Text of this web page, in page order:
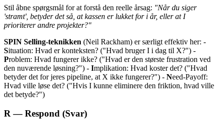
Stil åbne spørgsmål for at forstå den reelle årsag: "Når du siger
'stramt', betyder det så, at kassen er lukket for i år, eller at I
prioriterer andre projekter?"
SPIN Selling-teknikken (Neil Rackham) er særligt effektiv her: -
Situation: Hvad er konteksten? ("Hvad bruger I i dag til X?") -
Problem: Hvad fungerer ikke? ("Hvad er den største frustration ved
den nuværende løsning?") - Implikation: Hvad koster det? ("Hvad
betyder det for jeres pipeline, at X ikke fungerer?") - Need-Payoff:
Hvad ville løse det? ("Hvis I kunne eliminere den friktion, hvad ville
det betyde?")
R — Respond (Svar)